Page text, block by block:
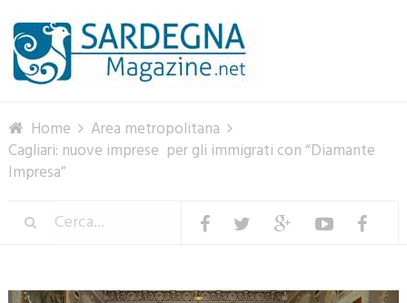
Home
Area metropolitana
Cagliari: nuove imprese per gli immigrati con “Diamante
Impresa”